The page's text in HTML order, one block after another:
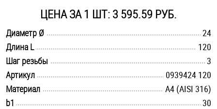
Стопорные кольца
Такелаж
Хомуты
ЦЕНА ЗА 1 ШТ: 3 595.59 РУБ.
Диаметр Ø
24
Длина L
120
Шаг резьбы
3
Артикул
0939424 120
Материал
A4 (AISI 316)
b1
30